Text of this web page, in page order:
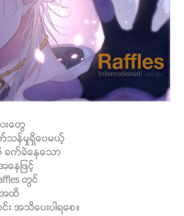
ေတြ
သန္မွုရွိေပမယ့္
ခက္ခဲေနေသာ
ေနျဖင့္
တြင္
အထိ
အသိေပးပါရေစ။